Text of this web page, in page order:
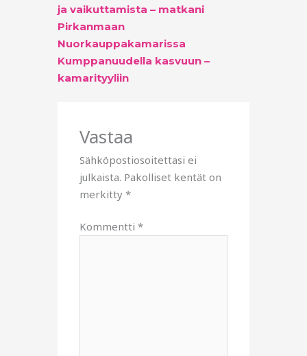
ja vaikuttamista – matkani
Pirkanmaan
Nuorkauppakamarissa
Kumppanuudella kasvuun –
kamarityyliin
Vastaa
Sähköpostiosoitettasi ei
julkaista. Pakolliset kentät on
merkitty*
Kommentti*